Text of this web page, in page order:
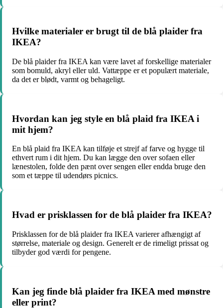
Hvilke materialer er brugt til de blå plaider fra
IKEA?
De blå plaider fra IKEA kan være lavet af forskellige materialer
som bomuld, akryl eller uld. Vattæppe er et populært materiale,
da det er blødt, varmt og behageligt.
Hvordan kan jeg style en blå plaid fra IKEA i
mit hjem?
En blå plaid fra IKEA kan tilføje et strejf af farve og hygge til
ethvert rum i dit hjem. Du kan lægge den over sofaen eller
lænestolen, folde den pænt over sengen eller endda bruge den
som et tæppe til udendørs picnics.
Hvad er prisklassen for de blå plaider fra IKEA?
Prisklassen for de blå plaider fra IKEA varierer afhængigt af
størrelse, materiale og design. Generelt er de rimeligt prissat og
tilbyder god værdi for pengene.
Kan jeg finde blå plaider fra IKEA med mønstre
eller print?